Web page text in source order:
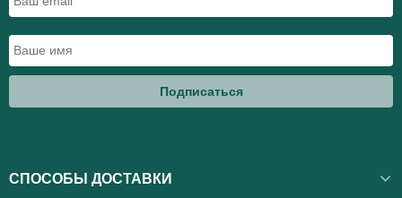
Подписаться
СПОСОБЫ ДОСТАВКИ